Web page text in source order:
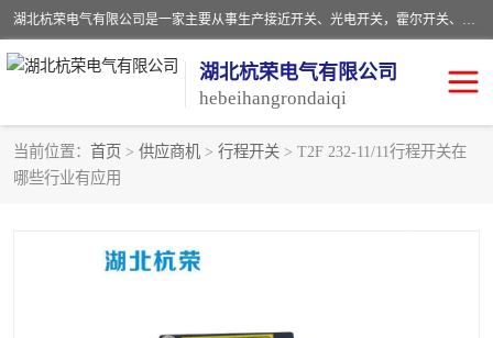
湖北杭荣电气有限公司是一家主要从事生产接近开关、光电开关，霍尔开关、两级跑偏开关、双向拉绳开关、速度监测器、皮带打滑开关、阻旋式料位开关、皮带纵向撕裂开关、溜槽堵塞开关、声光报警器、矿用磁性井筒开关等，主营行业：电气设备、仪器仪表制造, 高低压电器，成套电气设备，矿用防爆机电设备，皮带机综合保护系统，防爆电器，传感器，工矿配件，电器配件，自动化工业机器人的研发，制造，加工销售。
湖北杭荣电气有限公司
hebeihangrondaiqi
当前位置： 首页 > 供应商机 > 行程开关 > T2F 232-11/11行程开关在
哪些行业有应用
阻旋料位开关